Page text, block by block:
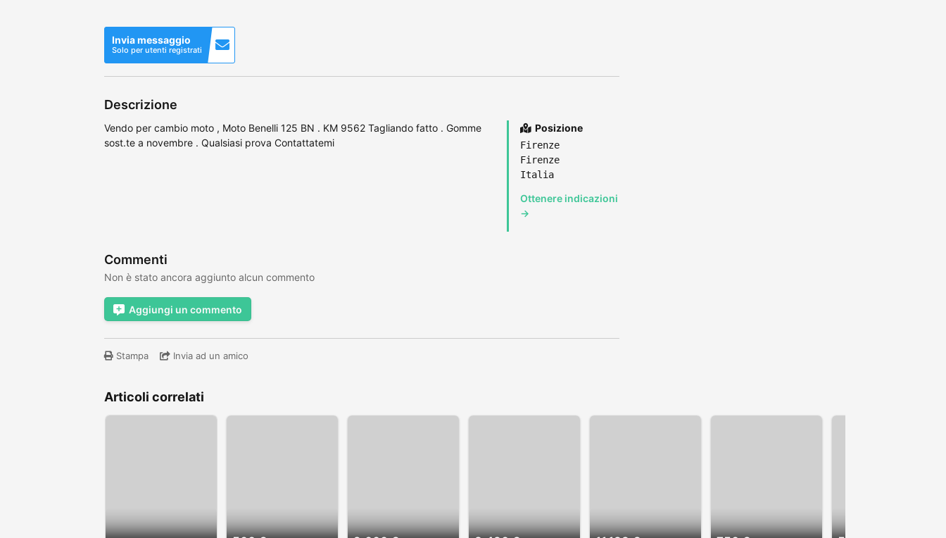
Invia messaggio
Solo per utenti registrati
Descrizione
Vendo per cambio moto , Moto Benelli 125 BN . KM 9562 Tagliando fatto . Gomme
sost.te a novembre . Qualsiasi prova Contattatemi
Posizione
Firenze
Firenze
Italia
Ottenere indicazioni
→
Commenti
Non è stato ancora aggiunto alcun commento
Aggiungi un commento
Stampa Invia ad un amico
Articoli correlati